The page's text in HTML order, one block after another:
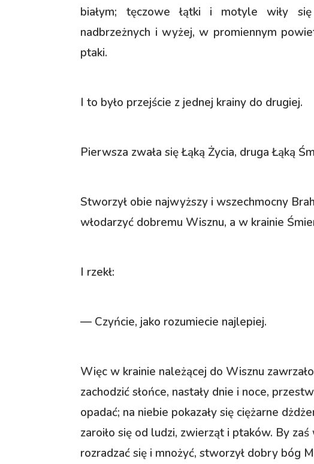
białym; tęczowe łątki i motyle wiły
nadbrzeżnych i wyżej, w promiennym
ptaki.
I to było przejście z jednej krainy do drugiej.
Pierwsza zwała się Łąką Życia, druga Łąką
Stworzył obie najwyższy i wszechmocny
włodarzyć dobremu Wisznu, a w krainie
I rzekł:
— Czyńcie, jako rozumiecie najlepiej.
Więc w krainie należącej do Wisznu
zachodzić słońce, nastały dnie i noce,
opadać; na niebie pokazały się ciężarne
zaroiło się od ludzi, zwierząt i ptaków. By
rozradzać się i mnożyć, stworzył dobry bóg